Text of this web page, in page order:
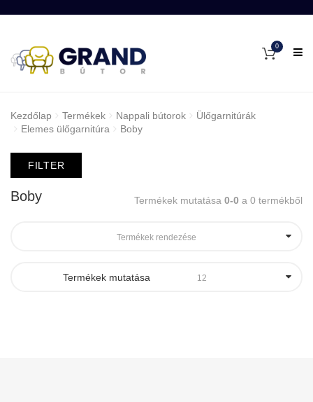
0
Kezdőlap Termékek Nappali bútorok
Ülőgarnitúrák
Elemes ülőgarnitúra
Boby
FILTER
Boby Termékek mutatása 0-0 a 0 termékből
Termékek rendezése
Termékek mutatása 12